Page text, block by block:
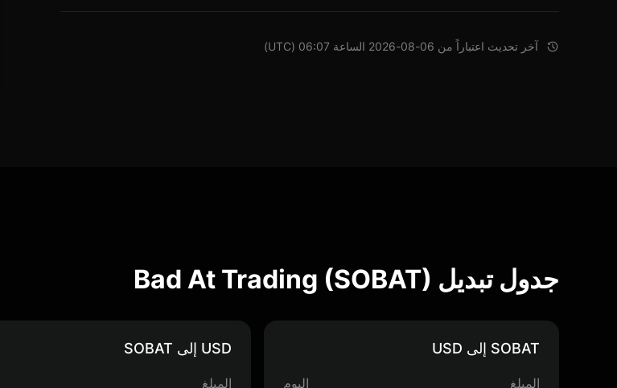
آخر تحديث اعتباراً من 06-08-2026 الساعة 06:07 (UTC)
جدول تبديل Bad At Trading (SOBAT)
SOBAT إلى USD
المبلغ اليوم
USD إلى SOBAT
المبلغ